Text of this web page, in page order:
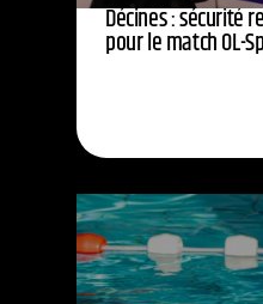
Décines : sécurité
pour le match OL-